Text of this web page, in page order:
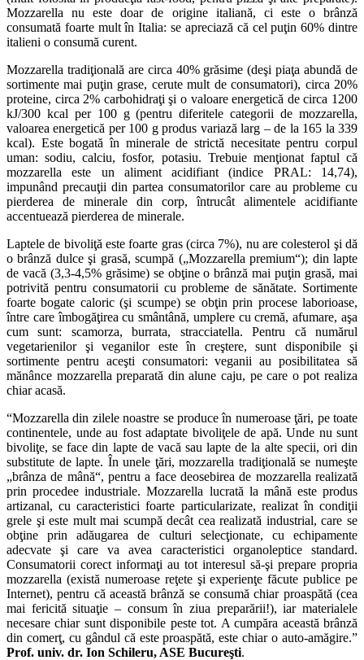
Mozzarella nu este doar de origine italiană, ci este o brânză
consumată foarte mult în Italia: se apreciază că cel puţin 60% dintre
italieni o consumă curent.
Mozzarella tradiţională are circa 40% grăsime (deşi piaţa abundă de
sortimente mai puţin grase, cerute mult de consumatori), circa 20%
proteine, circa 2% carbohidraţi şi o valoare energetică de circa 1200
kJ/300 kcal per 100 g (pentru diferitele categorii de mozzarella,
valoarea energetică per 100 g produs variază larg – de la 165 la 339
kcal). Este bogată în minerale de strictă necesitate pentru corpul
uman: sodiu, calciu, fosfor, potasiu. Trebuie menţionat faptul că
mozzarella este un aliment acidifiant (indice PRAL: 14,74),
impunând precauţii din partea consumatorilor care au probleme cu
pierderea de minerale din corp, întrucât alimentele acidifiante
accentuează pierderea de minerale.
Laptele de bivoliţă este foarte gras (circa 7%), nu are colesterol şi dă
o brânză dulce şi grasă, scumpă („Mozzarella premium“); din lapte
de vacă (3,3-4,5% grăsime) se obţine o brânză mai puţin grasă, mai
potrivită pentru consumatorii cu probleme de sănătate. Sortimente
foarte bogate caloric (şi scumpe) se obţin prin procese laborioase,
între care îmbogăţirea cu smântână, umplere cu cremă, afumare, aşa
cum sunt: scamorza, burrata, stracciatella. Pentru că numărul
vegetarienilor şi veganilor este în creştere, sunt disponibile şi
sortimente pentru aceşti consumatori: veganii au posibilitatea să
mănânce mozzarella preparată din alune caju, pe care o pot realiza
chiar acasă.
“Mozzarella din zilele noastre se produce în numeroase ţări, pe toate
continentele, unde au fost adaptate bivoliţele de apă. Unde nu sunt
bivoliţe, se face din lapte de vacă sau lapte de la alte specii, ori din
substitute de lapte. În unele ţări, mozzarella tradiţională se numeşte
„brânza de mână“, pentru a face deosebirea de mozzarella realizată
prin procedee industriale. Mozzarella lucrată la mână este produs
artizanal, cu caracteristici foarte particularizate, realizat în condiţii
grele şi este mult mai scumpă decât cea realizată industrial, care se
obţine prin adăugarea de culturi selecţionate, cu echipamente
adecvate şi care va avea caracteristici organoleptice standard.
Consumatorii corect informaţi au tot interesul să-şi prepare propria
mozzarella (există numeroase reţete şi experienţe făcute publice pe
Internet), pentru că această brânză se consumă chiar proaspătă (cea
mai fericită situaţie – consum în ziua preparării!), iar materialele
necesare chiar sunt disponibile peste tot. A cumpăra această brânză
din comerţ, cu gândul că este proaspătă, este chiar o auto-amăgire.”
Prof. univ. dr. Ion Schileru, ASE Bucureşti.